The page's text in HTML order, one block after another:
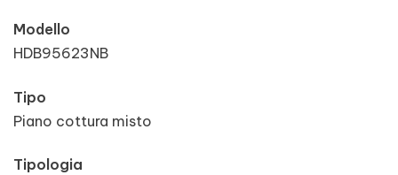
Modello
HDB95623NB
Tipo
Piano cottura misto
Tipologia